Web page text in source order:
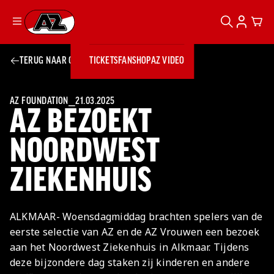
Ga naar onze homepage
TICKETSFANSHOPAZ VIDEO
TICKETS
TICKETS
AZ
VROUWEN
JONG AZ
FANSHOP
AZ VIDEO
BUSINESS
BUSINESS
AZ Business
Wat is AZ
AZ Business
Events
Losse tickets
Kees Kist
Georg Kessler
Lounge
Skybox
Exposure
Partnership
Bestel je
seizoenkaart
NieuwsNIEUWS
Teams
TEAMS
Club & Fans
CLUB & FANS
JEUGDOPLEIDING
ZOEKEN
TERUG NAAR OVERZICHT
AZ BEZOEKT
NOORDWEST
ZIEKENHUIS
AZ FOUNDATION ⎯21.03.2025
ALKMAAR- Woensdagmiddag brachten spelers van de
eerste selectie van AZ en de AZ Vrouwen een bezoek
aan het Noordwest Ziekenhuis in Alkmaar. Tijdens
deze bijzondere dag staken zij kinderen en andere